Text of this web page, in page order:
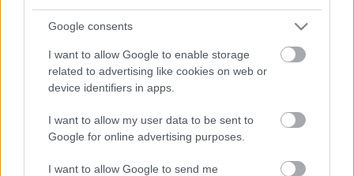
Google consents
I want to allow Google to enable storage
related to advertising like cookies on web or
device identifiers in apps.
I want to allow my user data to be sent to
Google for online advertising purposes.
I want to allow Google to send me
Látlelet a hazai víziközművekről?
Egyetlen, fél évszázados vezetéken
múlt Bicske vízellátása